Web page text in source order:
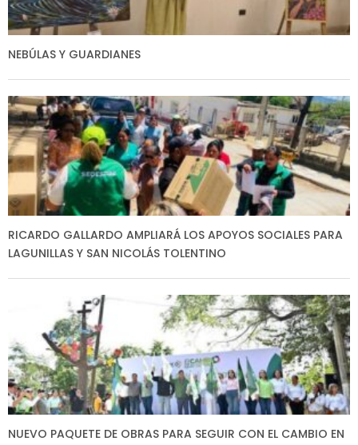
NEBÚLAS Y GUARDIANES
RICARDO GALLARDO AMPLIARÁ LOS APOYOS SOCIALES PARA
LAGUNILLAS Y SAN NICOLÁS TOLENTINO
NUEVO PAQUETE DE OBRAS PARA SEGUIR CON EL CAMBIO EN